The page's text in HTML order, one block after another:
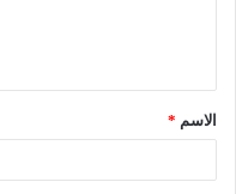
ق
*الاسم *